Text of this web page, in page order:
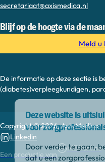
secretariaat@axismedica.nl
Blijf op de hoogte via de
Meld u
De informatie op deze sectie is
(diabetes)verpleegkundigen,
Copyright © 2026, Axis Medica
Linkedin
Een productie van
MEDonline
Deze website is
Door verder te gaan,
dat u een